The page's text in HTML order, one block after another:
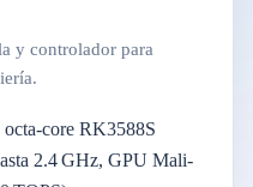
y controlador para
core RK3588S
2.4 GHz, GPU Mali-